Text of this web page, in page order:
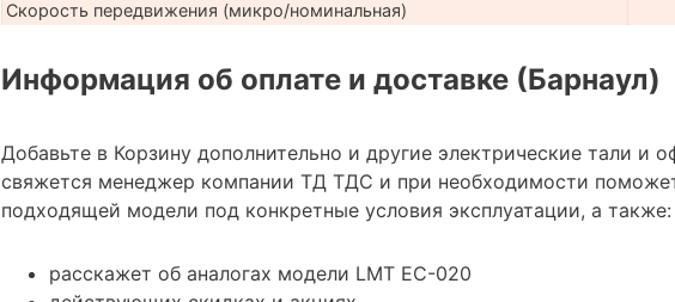
Скорость передвижения (микро/номинальная)
Информация об оплате и доставке (Барнаул)
Добавьте в Корзину дополнительно и другие электрические тали и
свяжется менеджер компании ТД ТДС и при необходимости
подходящей модели под конкретные условия эксплуатации, а также:
расскажет об аналогах модели LMT EC-020